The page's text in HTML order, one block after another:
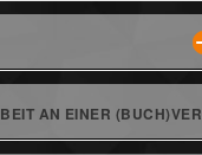
AN EINER